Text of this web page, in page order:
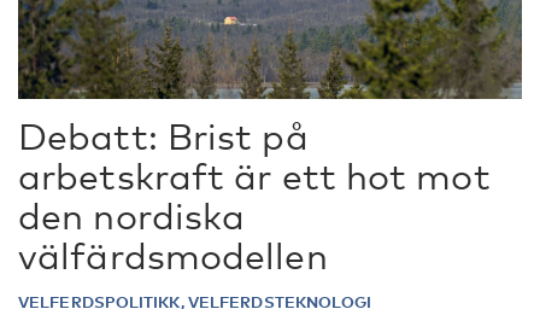
Debatt: Brist på
arbetskraft är ett hot mot
den nordiska
välfärdsmodellen
VELFERDSPOLITIKK, VELFERDSTEKNOLOGI